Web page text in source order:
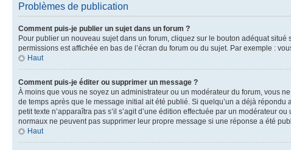
Problèmes de publication
Comment puis-je publier un sujet dans un forum ?
Pour publier un nouveau sujet dans un forum, cliquez sur le bouton adéquat
permissions est affichée en bas de l’écran du forum ou du sujet. Par exemple :
Haut
Comment puis-je éditer ou supprimer un message ?
À moins que vous ne soyez un administrateur ou un modérateur du forum, vous
de temps après que le message initial ait été publié. Si quelqu’un a déjà
petit texte n’apparaîtra pas s’il s’agit d’une édition effectuée par un modérateur
normaux ne peuvent pas supprimer leur propre message si une réponse a été
Haut